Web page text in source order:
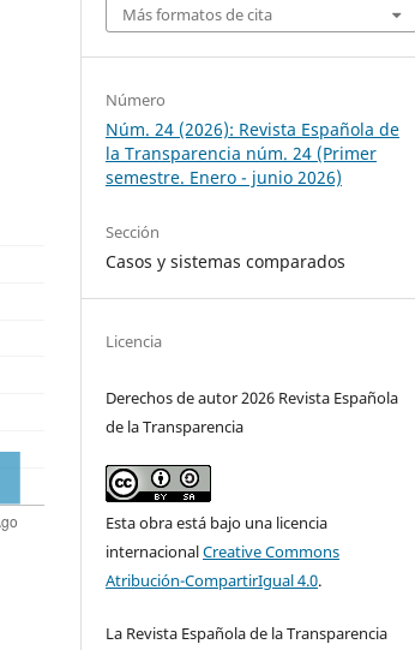
Más formatos de cita
Número
Núm. 24 (2026): Revista Española de
la Transparencia núm. 24 (Primer
semestre. Enero - junio 2026)
Sección
Casos y sistemas comparados
Licencia
Derechos de autor 2026 Revista Española
de la Transparencia
Esta obra está bajo una licencia
internacionalCreative Commons
Atribución-CompartirIgual 4.0.
La Revista Española de la Transparencia